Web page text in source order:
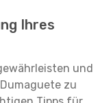
Ihres
und
zu